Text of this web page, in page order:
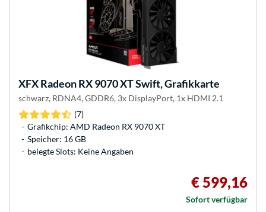
XFXRadeon RX 9070 XT Swift, Grafikkarte
schwarz, RDNA4, GDDR6, 3x DisplayPort, 1x HDMI 2.1
(7)
Grafikchip: AMD Radeon RX 9070 XT
Speicher: 16 GB
belegte Slots: Keine Angaben
€ 599,16
Sofort verfügbar